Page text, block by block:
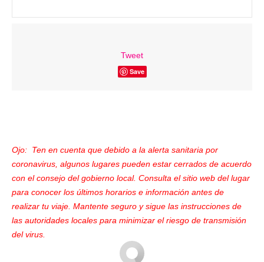
Tweet
Save
Ojo: Ten en cuenta que debido a la alerta sanitaria por
coronavirus, algunos lugares pueden estar cerrados de acuerdo
con el consejo del gobierno local. Consulta el sitio web del lugar
para conocer los últimos horarios e información antes de
realizar tu viaje. Mantente seguro y sigue las instrucciones de
las autoridades locales para minimizar el riesgo de transmisión
del virus.